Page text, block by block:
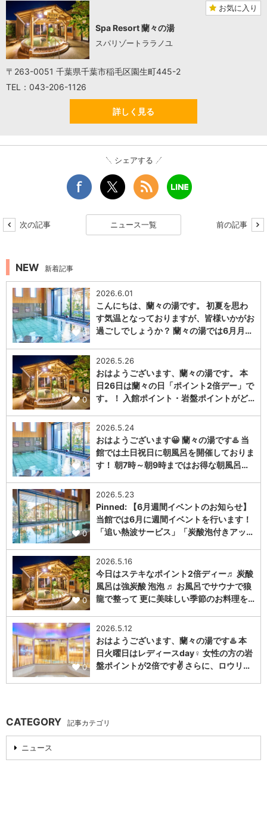
お気に入り
Spa Resort 蘭々の湯
スパリゾートララノユ
〒263-0051 千葉県千葉市稲毛区園生町445-2
TEL：043-206-1126
詳しく見る
シェアする
次の記事 ニュース一覧 前の記事
NEW 新着記事
0
2026.6.01
こんにちは、蘭々の湯です。 初夏を思わ
す気温となっておりますが、皆様いかがお
過ごしでしょうか？ 蘭々の湯では6月月…
0
2026.5.26
おはようございます、蘭々の湯です。 本
日26日は蘭々の日「ポイント2倍デー」で
す。！ 入館ポイント・岩盤ポイントがど…
0
2026.5.24
おはようございます😀 蘭々の湯です♨️ 当
館では土日祝日に朝風呂を開催しておりま
す！ 朝7時～朝9時まではお得な朝風呂…
0
2026.5.23
Pinned: 【6月週間イベントのお知らせ】
当館では6月に週間イベントを行います！
「追い熱波サービス」「炭酸泡付きアッ…
0
2026.5.16
今日はステキなポイント2倍ディー♬ 炭酸
風呂は強炭酸 泡泡 ♬ お風呂でサウナで狼
龍で整って 更に美味しい季節のお料理を…
0
2026.5.12
おはようございます、蘭々の湯です♨️ 本
日火曜日はレディースday♀️ 女性の方の岩
盤ポイントが2倍です✌️ さらに、ロウリ…
CATEGORY 記事カテゴリ
ニュース